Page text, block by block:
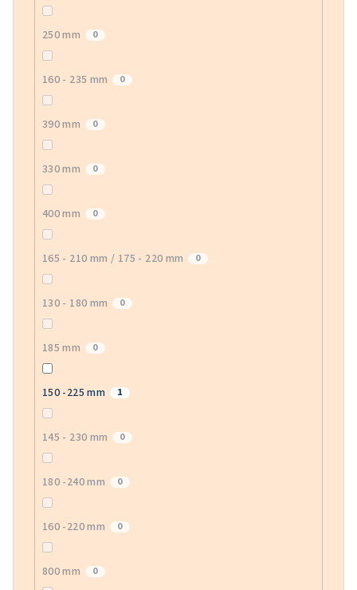
250 mm 0
160 - 235 mm 0
390 mm 0
330 mm 0
400 mm 0
165 - 210 mm / 175 - 220 mm 0
130 - 180 mm 0
185 mm 0
150 -225 mm 1
145 - 230 mm 0
180 -240 mm 0
160 -220 mm 0
800 mm 0